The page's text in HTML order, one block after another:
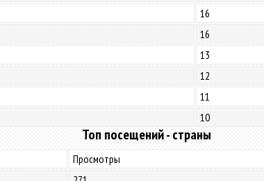
16
16
13
12
11
10
Топ посещений - страны
Просмотры